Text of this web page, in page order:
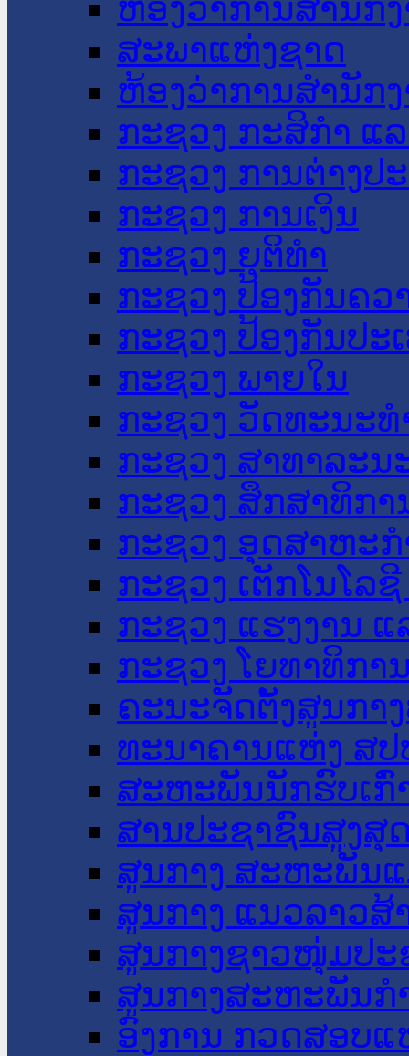
ຫ້ອງວ່າການສໍານັກ
ສະພາແຫ່ງຊາດ
ຫ້ອງວ່າການສຳນັກ
ກະຊວງ ກະສິກຳ ແ
ກະຊວງ ການຕ່າງປ
ກະຊວງ ການເງິນ
ກະຊວງ ຍຸຕິທໍາ
ກະຊວງ ປ້ອງກັນຄວ
ກະຊວງ ປ້ອງກັນປະ
ກະຊວງ ພາຍໃນ
ກະຊວງ ວັດທະນະ
ກະຊວງ ສາທາລະນ
ກະຊວງ ສຶກສາທິກາ
ກະຊວງ ອຸດສາຫະ
ກະຊວງ ເຕັກໂນໂລ
ກະຊວງ ແຮງງານ
ກະຊວງ ໂຍທາທິກາ
ຄະນະຈັດຕັ້ງສູນກາ
ທະນາຄານແຫ່ງ ສປ
ສະຫະພັນນັກຮົບເກົ່
ສານປະຊາຊົນສູງສຸ
ສູນກາງ ສະຫະພັນ
ສູນກາງ ແນວລາວສ້
ສູນກາງຊາວໜຸ່ມປະ
ສູນກາງສະຫະພັນກ
ອົງການ ກວດສອບແ